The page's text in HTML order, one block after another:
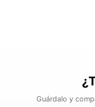
Guárdalo y